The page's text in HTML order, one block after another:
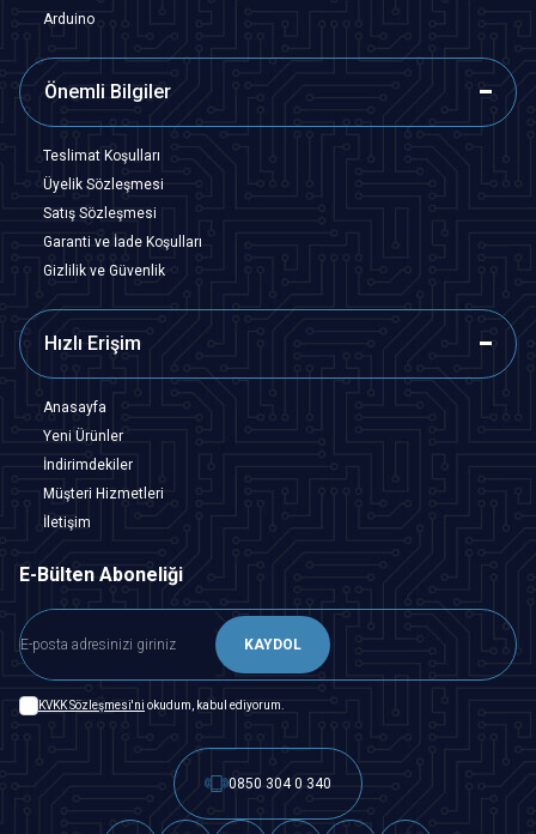
Arduino
Önemli Bilgiler
Teslimat Koşulları
Üyelik Sözleşmesi
Satış Sözleşmesi
Garanti ve İade Koşulları
Gizlilik ve Güvenlik
Hızlı Erişim
Anasayfa
Yeni Ürünler
İndirimdekiler
Müşteri Hizmetleri
İletişim
E-Bülten Aboneliği
KAYDOL
KVKK Sözleşmesi'ni okudum, kabul ediyorum.
0850 304 0 340